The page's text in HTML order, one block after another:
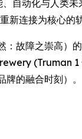
自动化与人类
连接为核心的轨
：故障之崇高）
(Truman
牌的融合时刻）。